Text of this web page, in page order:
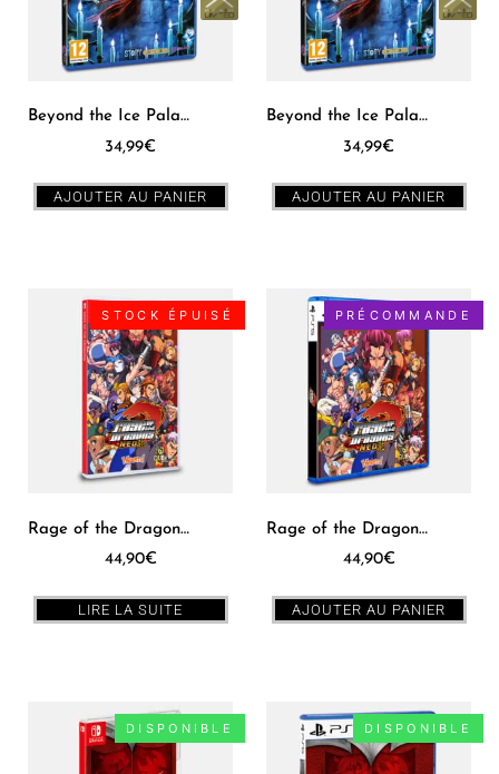
Beyond the Ice Palace 2 PS5 [EUR] – PXM #16
34,99€
AJOUTER AU PANIER
Beyond the Ice Palace 2 PS4 [EUR] – PXM #16
34,99€
AJOUTER AU PANIER
STOCK ÉPUISÉ
Rage of the Dragons Neo SWITCH [US]
44,90€
LIRE LA SUITE
PRÉCOMMANDE
Rage of the Dragons Neo PS5 [US]
44,90€
AJOUTER AU PANIER
DISPONIBLE DISPONIBLE